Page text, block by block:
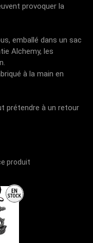
provoquer la
emballé dans un sac
Alchemy, les
à la main en
prétendre à un retour
produit